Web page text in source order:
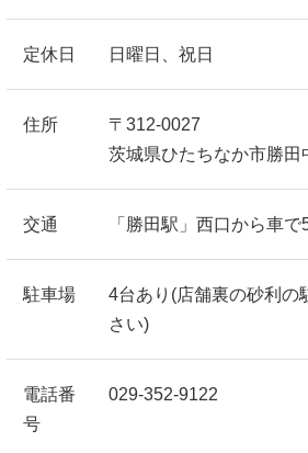
定休日 日曜日、祝日
住所
〒312-0027
茨城県ひたちなか市勝田
交通 「勝田駅」西口から車で
駐車場
4台あり(店舗裏の砂利の
さい)
電話番
号
029-352-9122